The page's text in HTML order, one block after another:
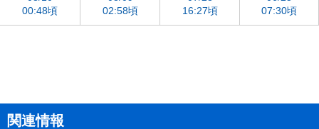
00:48頃
02:58頃
16:27頃
07:30頃
関連情報